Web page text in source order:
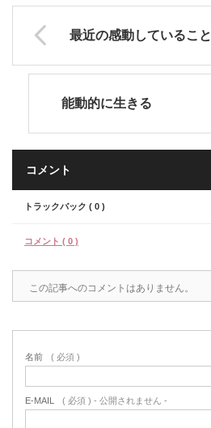
最近の感動していること
能動的に生きる
コメント
トラックバック ( 0 )
コメント ( 0 )
この記事へのコメントはありません。
名前 ( 必須 )
E-MAIL ( 必須 ) - 公開されません -